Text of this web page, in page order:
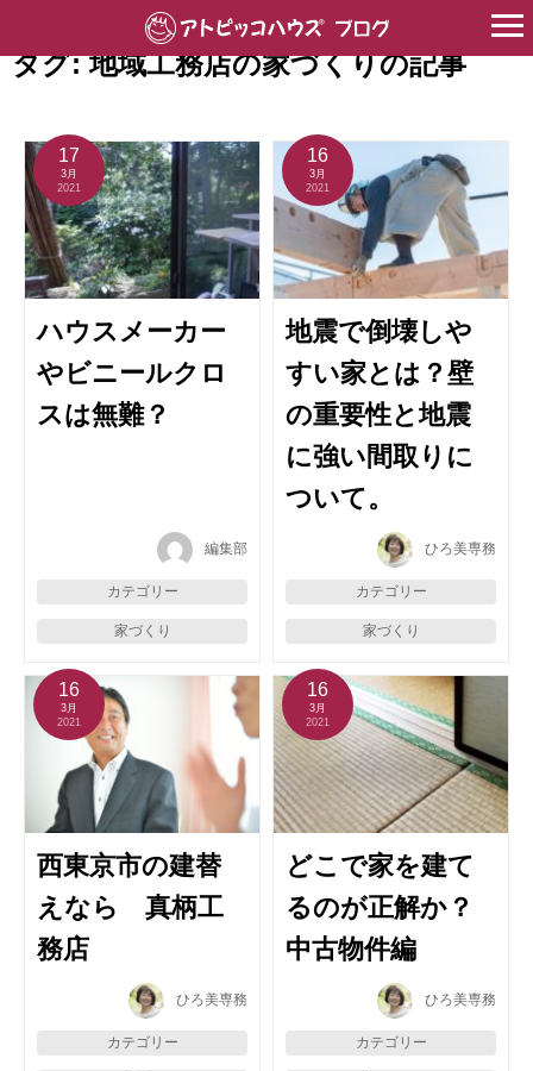
地域工務店の家づくり
タグ:地域工務店の家づくりの記事
17
3月
2021
ハウスメーカー
やビニールクロ
スは無難？
編集部
カテゴリー
家づくり
16
3月
2021
地震で倒壊しや
すい家とは？壁
の重要性と地震
に強い間取りに
ついて。
ひろ美専務
カテゴリー
家づくり
16
3月
2021
西東京市の建替
えなら 真柄工
務店
ひろ美専務
カテゴリー
16
3月
2021
どこで家を建て
るのが正解か？
中古物件編
ひろ美専務
カテゴリー